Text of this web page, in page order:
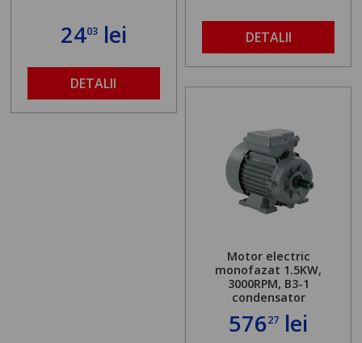
2403lei
DETALII
DETALII
Motor electric
monofazat 1.5KW,
3000RPM, B3-1
condensator
57627 lei